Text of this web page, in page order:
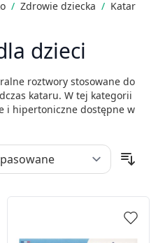
/ Zdrowie dziecka / Katar
dzieci
roztwory stosowane do
kataru. W tej kategorii
i hipertoniczne dostępne w